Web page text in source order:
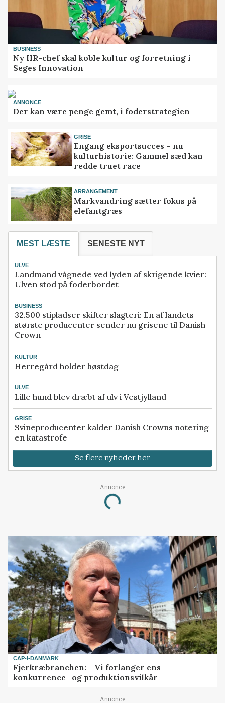
BUSINESS
Ny HR-chef skal koble kultur og forretning i
Seges Innovation
ANNONCE
Der kan være penge gemt, i foderstrategien
GRISE
Engang eksportsucces – nu
kulturhistorie: Gammel sæd kan
redde truet race
ARRANGEMENT
Markvandring sætter fokus på
elefantgræs
MEST LÆSTE SENESTE NYT
ULVE
Landmand vågnede ved lyden af skrigende kvier:
Ulven stod på foderbordet
BUSINESS
32.500 stipladser skifter slagteri: En af landets
største producenter sender nu grisene til Danish
Crown
KULTUR
Herregård holder høstdag
ULVE
Lille hund blev dræbt af ulv i Vestjylland
GRISE
Svineproducenter kalder Danish Crowns notering
en katastrofe
Se flere nyheder her
Annonce
Loading...
CAP-I-DANMARK
Fjerkræbranchen: - Vi forlanger ens
konkurrence- og produktionsvilkår
Annonce